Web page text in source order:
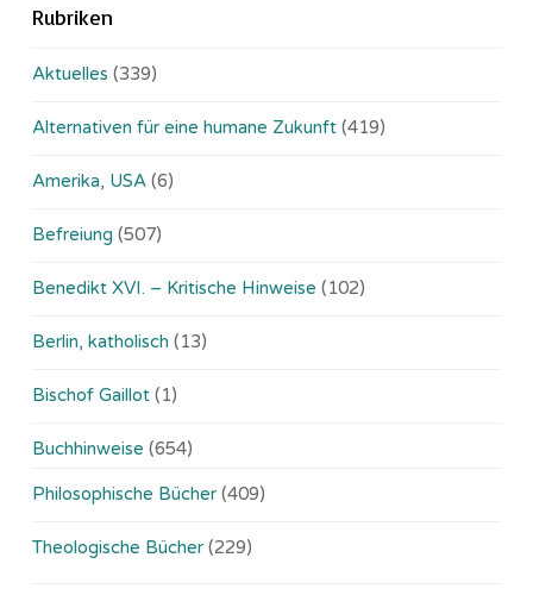
Rubriken
Aktuelles (339)
Alternativen für eine humane Zukunft (419)
Amerika, USA (6)
Befreiung (507)
Benedikt XVI. – Kritische Hinweise (102)
Berlin, katholisch (13)
Bischof Gaillot (1)
Buchhinweise (654)
Philosophische Bücher (409)
Theologische Bücher (229)